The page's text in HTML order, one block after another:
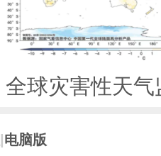
全球灾害性天气
电脑版